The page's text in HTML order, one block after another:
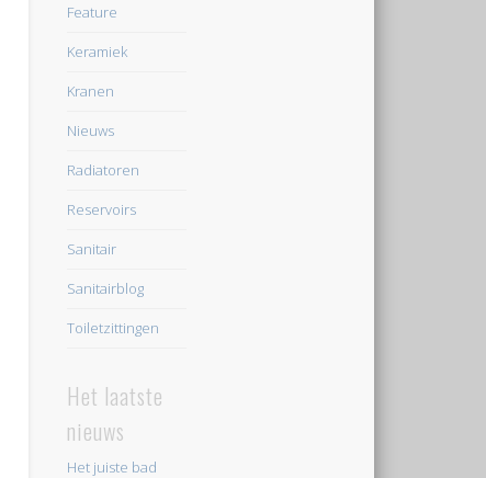
Feature
Keramiek
Kranen
Nieuws
Radiatoren
Reservoirs
Sanitair
Sanitairblog
Toiletzittingen
Het laatste
nieuws
Het juiste bad